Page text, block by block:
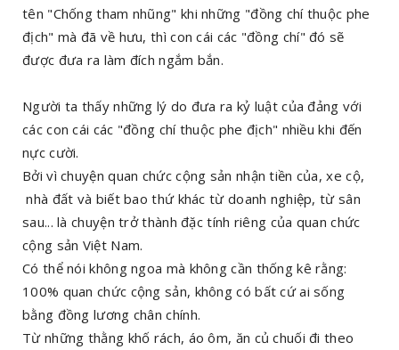
tên "Chống tham nhũng" khi những "đồng chí thuộc phe
địch" mà đã về hưu, thì con cái các "đồng chí" đó sẽ
được đưa ra làm đích ngắm bắn.
Người ta thấy những lý do đưa ra kỷ luật của đảng với
các con cái các "đồng chí thuộc phe địch" nhiều khi đến
nực cười.
Bởi vì chuyện quan chức cộng sản nhận tiền của, xe cộ,
nhà đất và biết bao thứ khác từ doanh nghiệp, từ sân
sau... là chuyện trở thành đặc tính riêng của quan chức
cộng sản Việt Nam.
Có thể nói không ngoa mà không cần thống kê rằng:
100% quan chức cộng sản, không có bất cứ ai sống
bằng đồng lương chân chính.
Từ những thằng khố rách, áo ôm, ăn củ chuối đi theo